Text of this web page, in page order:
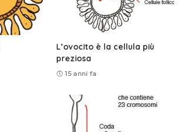
L’ovocito è la cellula più
preziosa
15 anni fa